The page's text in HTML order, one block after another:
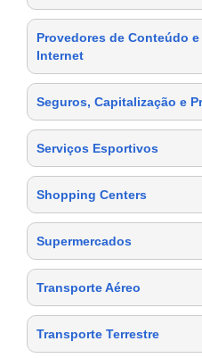
Provedores de Conteúdo
Internet
Seguros, Capitalização e
Serviços Esportivos
Shopping Centers
Supermercados
Transporte Aéreo
Transporte Terrestre